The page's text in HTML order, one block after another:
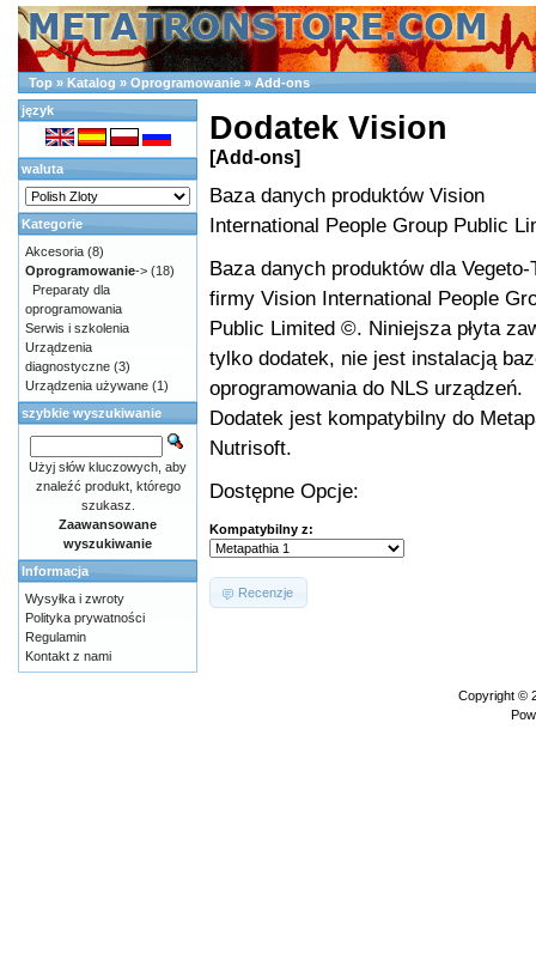
Top » Katalog » Oprogramowanie » Add-ons
Dodatek Vision
[Add-ons]
Baza danych produktów Vision
International People Group Public
Baza danych produktów dla Vegeto-
firmy Vision International People
Public Limited ©. Niniejsza płyta
tylko dodatek, nie jest instalacją
oprogramowania do NLS urządzeń.
Dodatek jest kompatybilny do
Nutrisoft.
Dostępne Opcje:
Kompatybilny z:
Recenzje
język
waluta
Kategorie
Akcesoria (8)
Oprogramowanie-> (18)
Preparaty dla
oprogramowania
Serwis i szkolenia
Urządzenia
diagnostyczne (3)
Urządzenia używane (1)
szybkie wyszukiwanie
Użyj słów kluczowych, aby
znaleźć produkt, którego
szukasz.
Zaawansowane
wyszukiwanie
Informacja
Wysyłka i zwroty
Polityka prywatności
Regulamin
Kontakt z nami
Copyright ©